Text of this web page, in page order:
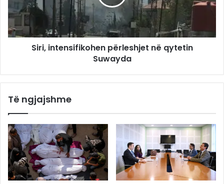
Siri, intensifikohen përleshjet në qytetin
Suwayda
Të ngjajshme